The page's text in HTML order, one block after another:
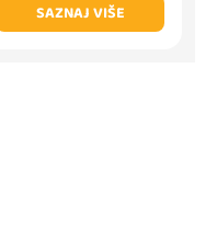
SAZNAJ VIŠE